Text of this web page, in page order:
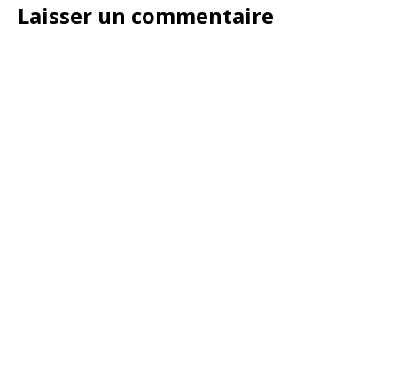
Laisser un commentaire